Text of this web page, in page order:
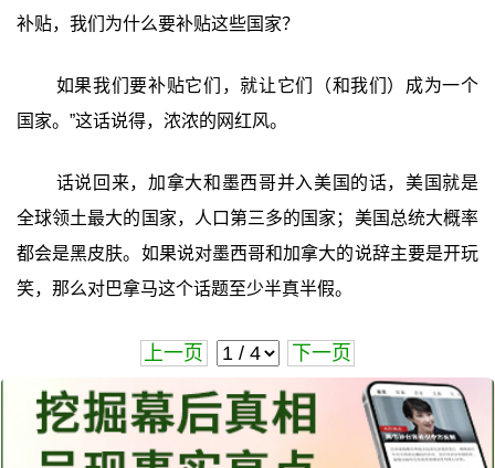
补贴，我们为什么要补贴这些国家？
如果我们要补贴它们，就让它们（和我们）成为一个
国家。”这话说得，浓浓的网红风。
话说回来，加拿大和墨西哥并入美国的话，美国就是
全球领土最大的国家，人口第三多的国家；美国总统大概率
都会是黑皮肤。如果说对墨西哥和加拿大的说辞主要是开玩
笑，那么对巴拿马这个话题至少半真半假。
上一页 下一页